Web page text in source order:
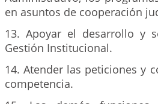
en asuntos de cooperación
13. Apoyar el desarrollo y
Gestión Institucional.
14. Atender las peticiones y
competencia.